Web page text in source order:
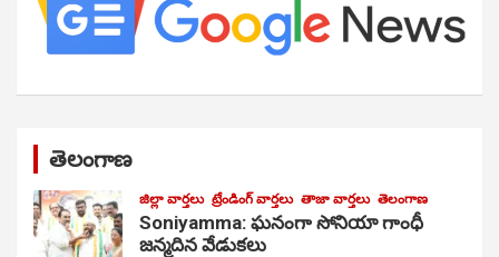
తెలంగాణ
జిల్లా వార్తలు ట్రేండింగ్ వార్తలు తాజా వార్తలు తెలంగాణ
Soniyamma: ఘ‌నంగా సోనియా గాంధీ
జ‌న్మ‌దిన వేడుక‌లు